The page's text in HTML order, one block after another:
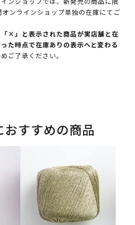
ンラインショップ単独の在庫にてご
×」と表示された商品が実店舗と在
た時点で在庫ありの表示へと変わる
ご了承ください。
おすすめの商品